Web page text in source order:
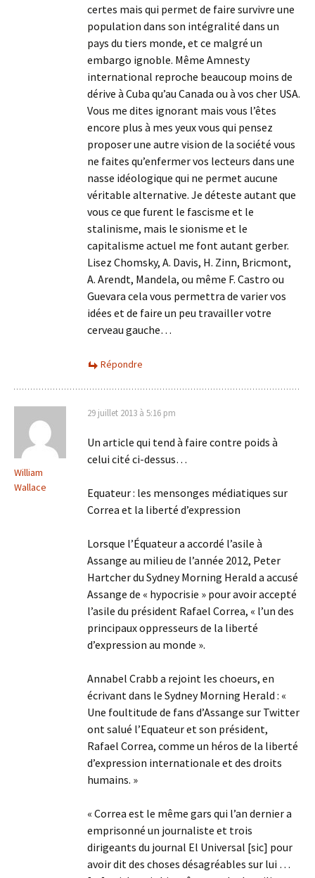
certes mais qui permet de faire survivre une
population dans son intégralité dans un
pays du tiers monde, et ce malgré un
embargo ignoble. Même Amnesty
international reproche beaucoup moins de
dérive à Cuba qu’au Canada ou à vos cher USA.
Vous me dites ignorant mais vous l’êtes
encore plus à mes yeux vous qui pensez
proposer une autre vision de la société vous
ne faites qu’enfermer vos lecteurs dans une
nasse idéologique qui ne permet aucune
véritable alternative. Je déteste autant que
vous ce que furent le fascisme et le
stalinisme, mais le sionisme et le
capitalisme actuel me font autant gerber.
Lisez Chomsky, A. Davis, H. Zinn, Bricmont,
A. Arendt, Mandela, ou même F. Castro ou
Guevara cela vous permettra de varier vos
idées et de faire un peu travailler votre
cerveau gauche…
Répondre
William
Wallace
29 juillet 2013 à 5:16 pm
Un article qui tend à faire contre poids à
celui cité ci-dessus…
Equateur : les mensonges médiatiques sur
Correa et la liberté d’expression
Lorsque l’Équateur a accordé l’asile à
Assange au milieu de l’année 2012, Peter
Hartcher du Sydney Morning Herald a accusé
Assange de « hypocrisie » pour avoir accepté
l’asile du président Rafael Correa, « l’un des
principaux oppresseurs de la liberté
d’expression au monde ».
Annabel Crabb a rejoint les choeurs, en
écrivant dans le Sydney Morning Herald : «
Une foultitude de fans d’Assange sur Twitter
ont salué l’Equateur et son président,
Rafael Correa, comme un héros de la liberté
d’expression internationale et des droits
humains. »
« Correa est le même gars qui l’an dernier a
emprisonné un journaliste et trois
dirigeants du journal El Universal [sic] pour
avoir dit des choses désagréables sur lui …